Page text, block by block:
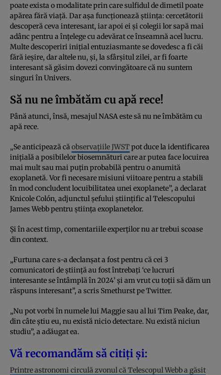
poate exista o modalitate prin care sulfidul de dimetil poate
apărea fără viață. Dar așa funcționează știința: cercetătorii
descoperă ceva interesant, iar apoi ei și colegii lor sapă mai
adânc pentru a înțelege cu adevărat ce înseamnă acel lucru.
Multe descoperiri inițial entuziasmante se dovedesc a fi căi
fără ieșire, dar altele nu, și, la sfârșitul zilei, ar fi foarte
interesant să găsim dovezi convingătoare că nu suntem
singuri în Univers.
Să nu ne îmbătăm cu apă rece!
Până atunci, însă, mesajul NASA este să nu ne îmbătăm cu
apă rece.
„Se anticipează căobservațiile JWSTpot duce la identificarea
inițială a posibilelor biosemnături care ar putea face locuirea
mai mult sau mai puțin probabilă pentru o anumită
exoplanetă. Vor fi necesare misiuni viitoare pentru a stabili
în mod concludent locuibilitatea unei exoplanete”, a declarat
Knicole Colón, adjunctul șefului științific al Telescopului
James Webb pentru știința exoplanetelor.
Și în acest timp, comentariile experților nu ar trebui scoase
din context.
„Furtuna care s-a declanșat a fost pentru că cei 3
comunicatori de știință au fost întrebați ‘ce lucruri
interesante se întâmplă în 2024’ și am vrut cu toții să dăm un
răspuns interesant”, a scris Smethurst pe Twitter.
„Nu pot vorbi în numele lui Maggie sau al lui Tim Peake, dar,
din câte știu eu, nu există nicio detectare. Nu există niciun
studiu”, a adăugat ea.
Vă recomandăm să citiți și:
Printre astronomi circulă zvonul că Telescopul Webb a găsit